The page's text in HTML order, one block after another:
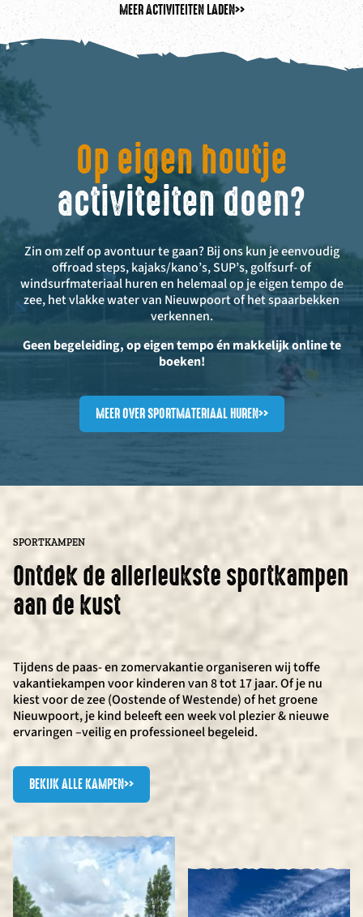
MEER ACTIVITEITEN LADEN>>
Op eigen houtje
activiteiten doen?
Zin om zelf op avontuur te gaan? Bij ons kun je eenvoudig
offroad steps, kajaks/kano’s, SUP’s, golfsurf- of
windsurfmateriaal huren en helemaal op je eigen tempo de
zee, het vlakke water van Nieuwpoort of het spaarbekken
verkennen.
Geen begeleiding, op eigen tempo én makkelijk online te
boeken!
MEER OVER SPORTMATERIAAL HUREN>>
SPORTKAMPEN
Ontdek de allerleukste sportkampen
aan de kust
Tijdens de paas- en zomervakantie organiseren wij toffe
vakantiekampen voor kinderen van 8 tot 17 jaar. Of je nu
kiest voor de zee (Oostende of Westende) of het groene
Nieuwpoort, je kind beleeft een week vol plezier & nieuwe
ervaringen –veilig en professioneel begeleid.
BEKIJK ALLE KAMPEN>>